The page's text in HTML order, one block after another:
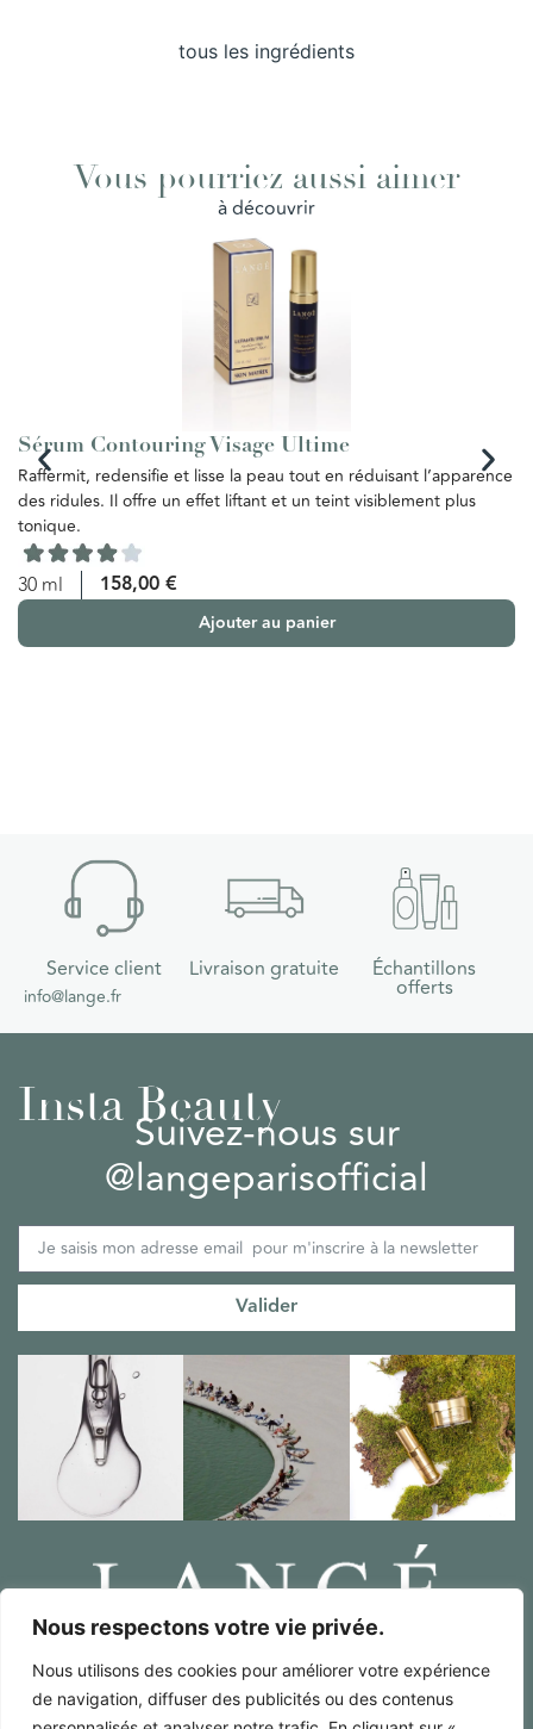
Nous respectons votre vie privée.
Nous utilisons des cookies pour améliorer votre expérience
de navigation, diffuser des publicités ou des contenus
tous les ingrédients
Vous pourriez aussi aimer
à découvrir
Sérum Contouring Visage Ultime
Raffermit, redensifie et lisse la peau tout en réduisant l’apparence
des ridules. Il offre un effet liftant et un teint visiblement plus
tonique.
30 ml 158,00 €
Ajouter au panier
Service client
info@lange.fr
Livraison gratuite Échantillons
offerts
Insta Beauty
Suivez-nous sur
@langeparisofficial
Valider
Mentions Légales / RGPD
Conditions générales de ventes